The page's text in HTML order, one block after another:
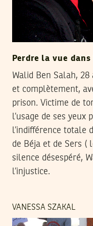
Perdre la vue
Walid Ben Salah,
et complètement,
prison. Victime de
l’usage de ses yeux
l’indifférence totale
de Béja et de Sers (
silence désespéré,
l’injustice.
VANESSA SZAKAL